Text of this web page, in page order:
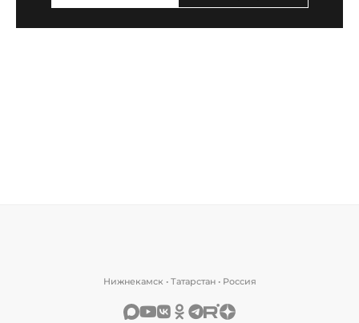
Нижнекамск • Татарстан • Россия